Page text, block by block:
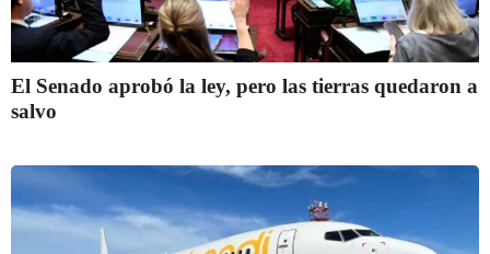
El Senado aprobó la ley, pero las tierras quedaron a
salvo